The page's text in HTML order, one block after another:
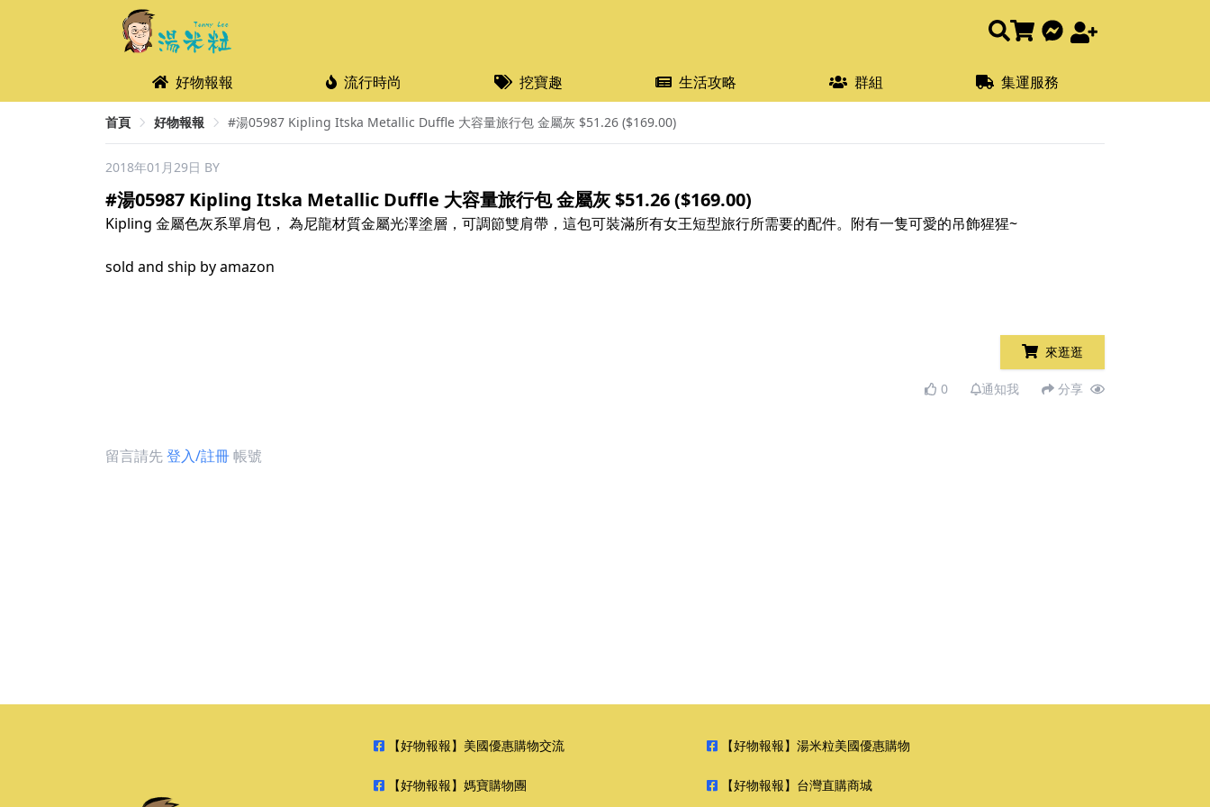
好物報報 流行時尚 挖寶趣 生活攻略 群組 集運服務
首頁 好物報報 #湯05987 Kipling Itska Metallic Duffle 大容量旅行包 金屬灰 $51.26 ($169.00)
2018年01月29日 BY
#湯05987 Kipling Itska Metallic Duffle 大容量旅行包 金屬灰 $51.26 ($169.00)
Kipling 金屬色灰系單肩包， 為尼龍材質金屬光澤塗層，可調節雙肩帶，這包可裝滿所有女王短型旅行所需要的配件。附有一隻可愛的吊飾猩猩~
sold and ship by amazon
來逛逛
0 通知我 分享
留言請先登入/註冊帳號
【好物報報】美國優惠購物交流 【好物報報】湯米粒美國優惠購物
【好物報報】媽寶購物團 【好物報報】台灣直購商城